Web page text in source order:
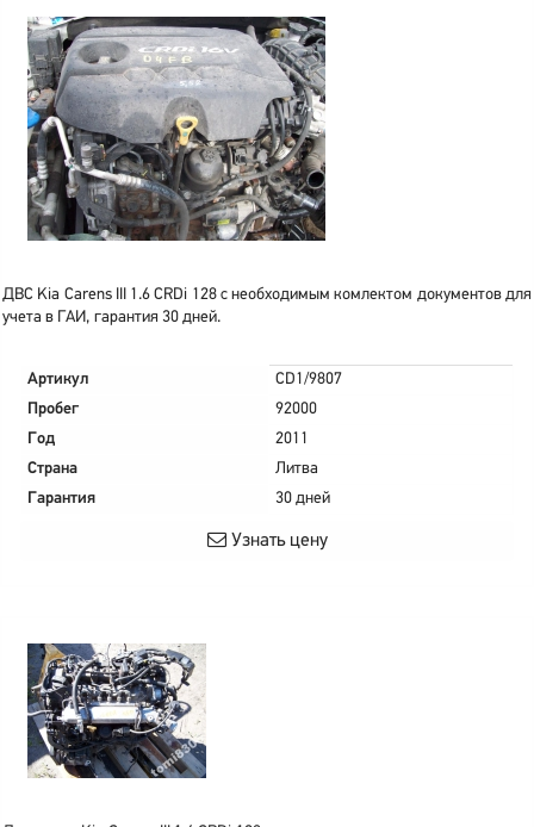
ДВС Kia Carens III 1.6 CRDi 128 с необходимым комлектом документов для
учета в ГАИ, гарантия 30 дней.
Артикул
CD1/9807
Пробег
92000
Год
2011
Страна
Литва
Гарантия
30 дней
Узнать цену